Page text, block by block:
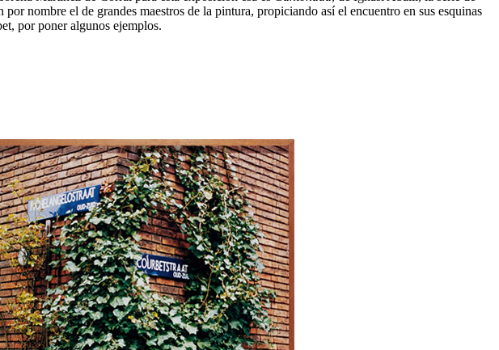
nombre el de grandes maestros de la pintura, propiciando así el encuentro en sus esquinas
por poner algunos ejemplos.